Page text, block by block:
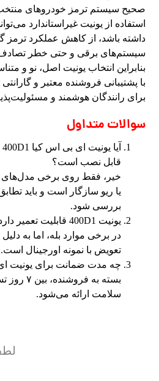
صحیح سیستم ترمز خودروهای منتخب
استفاده از یونیت غیراستاندارد
داشته باشد، از کاهش عملکرد ترمز
سیستم‌های برقی و حتی خطر
بنابراین انتخاب یونیت اصل، نو و
با پشتیبانی فروشنده معتبر و
برای رانندگان هوشمند و
سوالات متداول
قابل نصب است؟
خیر، فقط روی برخی مدل‌های
یا ریو سازگار است و باید
بررسی شود.
یونیت 400D1 قابلیت تعمیر دارد؟
در برخی موارد بله، اما به دلیل
تعویض با نمونه اورجینال است.
چه مدت ضمانت برای یونیت
سلامت ارائه می‌شود.